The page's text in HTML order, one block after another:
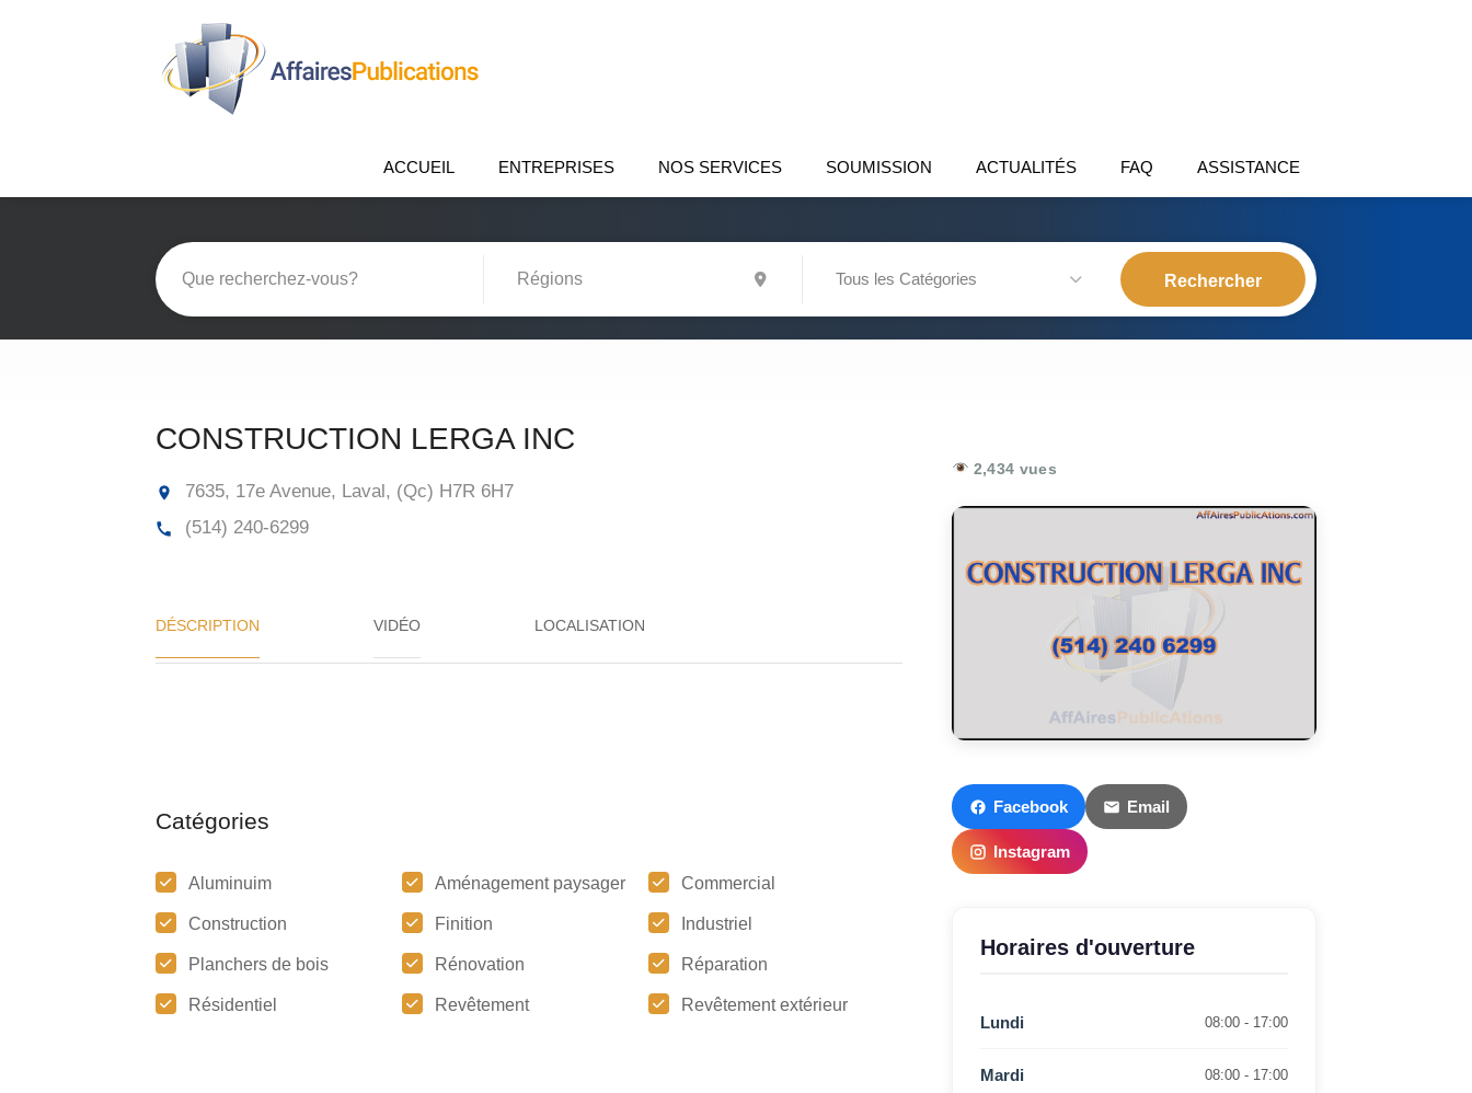
ACCUEIL ENTREPRISES NOS SERVICES SOUMISSION ACTUALITÉS FAQ ASSISTANCE
Tous les Catégories
CONSTRUCTION LERGA INC
7635, 17e Avenue, Laval, (Qc) H7R 6H7
(514) 240-6299
DÉSCRIPTION VIDÉO
Catégories
Aluminuim Aménagement paysager Commercial
Construction Finition Industriel
Planchers de bois Rénovation Réparation
Résidentiel Revêtement Revêtement extérieur
2,434 vues
Facebook Email
Instagram
Horaires d'ouverture
Lundi 08:00 - 17:00
Mardi 08:00 - 17:00